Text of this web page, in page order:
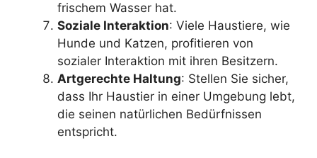
frischem Wasser hat.
Soziale Interaktion: Viele Haustiere, wie
Hunde und Katzen, profitieren von
sozialer Interaktion mit ihren Besitzern.
Artgerechte Haltung: Stellen Sie sicher,
dass Ihr Haustier in einer Umgebung lebt,
die seinen natürlichen Bedürfnissen
entspricht.